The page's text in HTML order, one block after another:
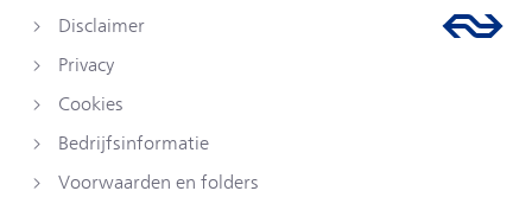
Disclaimer
Privacy
Cookies
Bedrijfsinformatie
Voorwaarden en folders